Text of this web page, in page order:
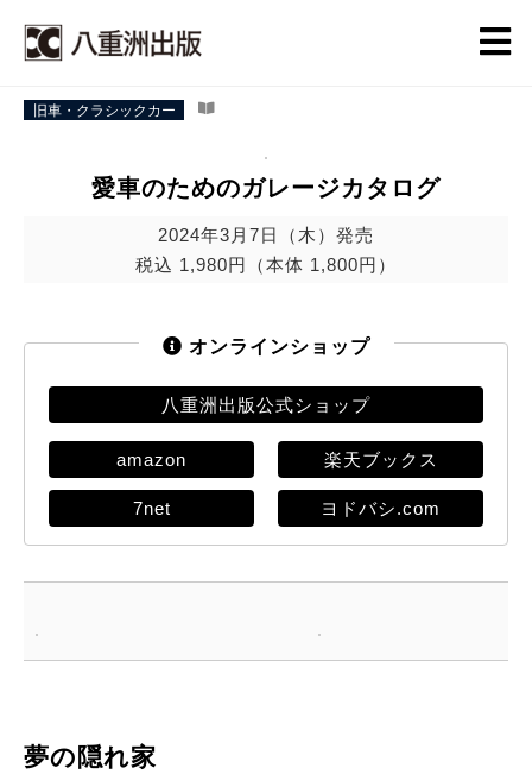
旧車・クラシックカー
愛車のためのガレージカタログ
2024年3月7日（木）発売
税込 1,980円（本体 1,800円）
オンラインショップ
八重洲出版公式ショップ
amazon 楽天ブックス
7net ヨドバシ.com
夢の隠れ家